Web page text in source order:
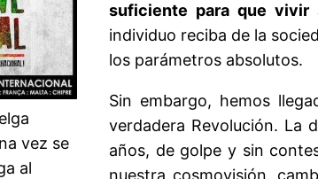
vez se
al
suficiente para que vivir
individuo reciba de la
los parámetros absolutos.
Sin embargo, hemos
verdadera Revolución. La
años, de golpe y sin
nuestra cosmovisión,